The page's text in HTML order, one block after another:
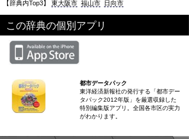
【辞典内Top3】 東大阪市 福山市 日向市
この辞典の個別アプリ
都市データパック
東洋経済新報社の発行する「都市デー
タパック2012年版」を厳選収録した
特別編集版アプリ。全国各市区の実力
がわかります。